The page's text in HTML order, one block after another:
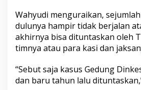
Wahyudi menguraikan,
dulunya hampir tidak berjalan
akhirnya bisa dituntaskan oleh
timnya atau para kasi dan
“Sebut saja kasus Gedung
dan baru tahun lalu